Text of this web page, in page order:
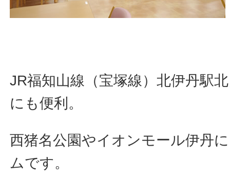
JR福知山線（宝塚線）北伊丹駅
にも便利。
西猪名公園やイオンモール伊丹
ムです。